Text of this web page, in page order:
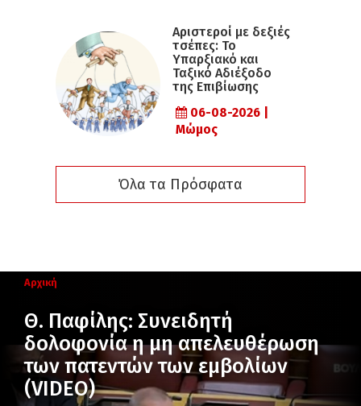
Αριστεροί με δεξιές
τσέπες: Το
Υπαρξιακό και
Ταξικό Αδιέξοδο
της Επιβίωσης
06-08-2026 |
Μώμος
Όλα τα Πρόσφατα
Αρχική
Θ. Παφίλης: Συνειδητή
δολοφονία η μη απελευθέρωση
των πατεντών των εμβολίων
(VIDEO)